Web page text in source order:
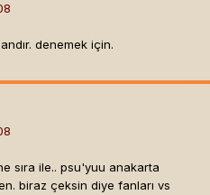
denemek için.
sıra ile.. psu'yuu anakarta
biraz çeksin diye fanları vs